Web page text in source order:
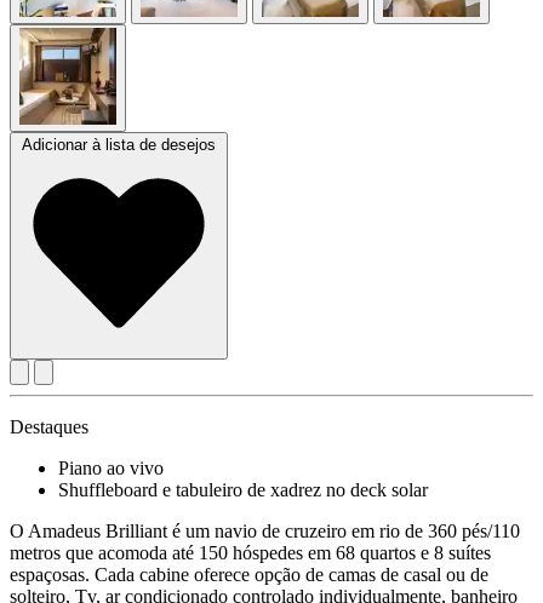
Adicionar à lista de desejos
Destaques
Piano ao vivo
Shuffleboard e tabuleiro de xadrez no deck solar
O Amadeus Brilliant é um navio de cruzeiro em rio de 360 pés/110
metros que acomoda até 150 hóspedes em 68 quartos e 8 suítes
espaçosas. Cada cabine oferece opção de camas de casal ou de
solteiro, Tv, ar condicionado controlado individualmente, banheiro